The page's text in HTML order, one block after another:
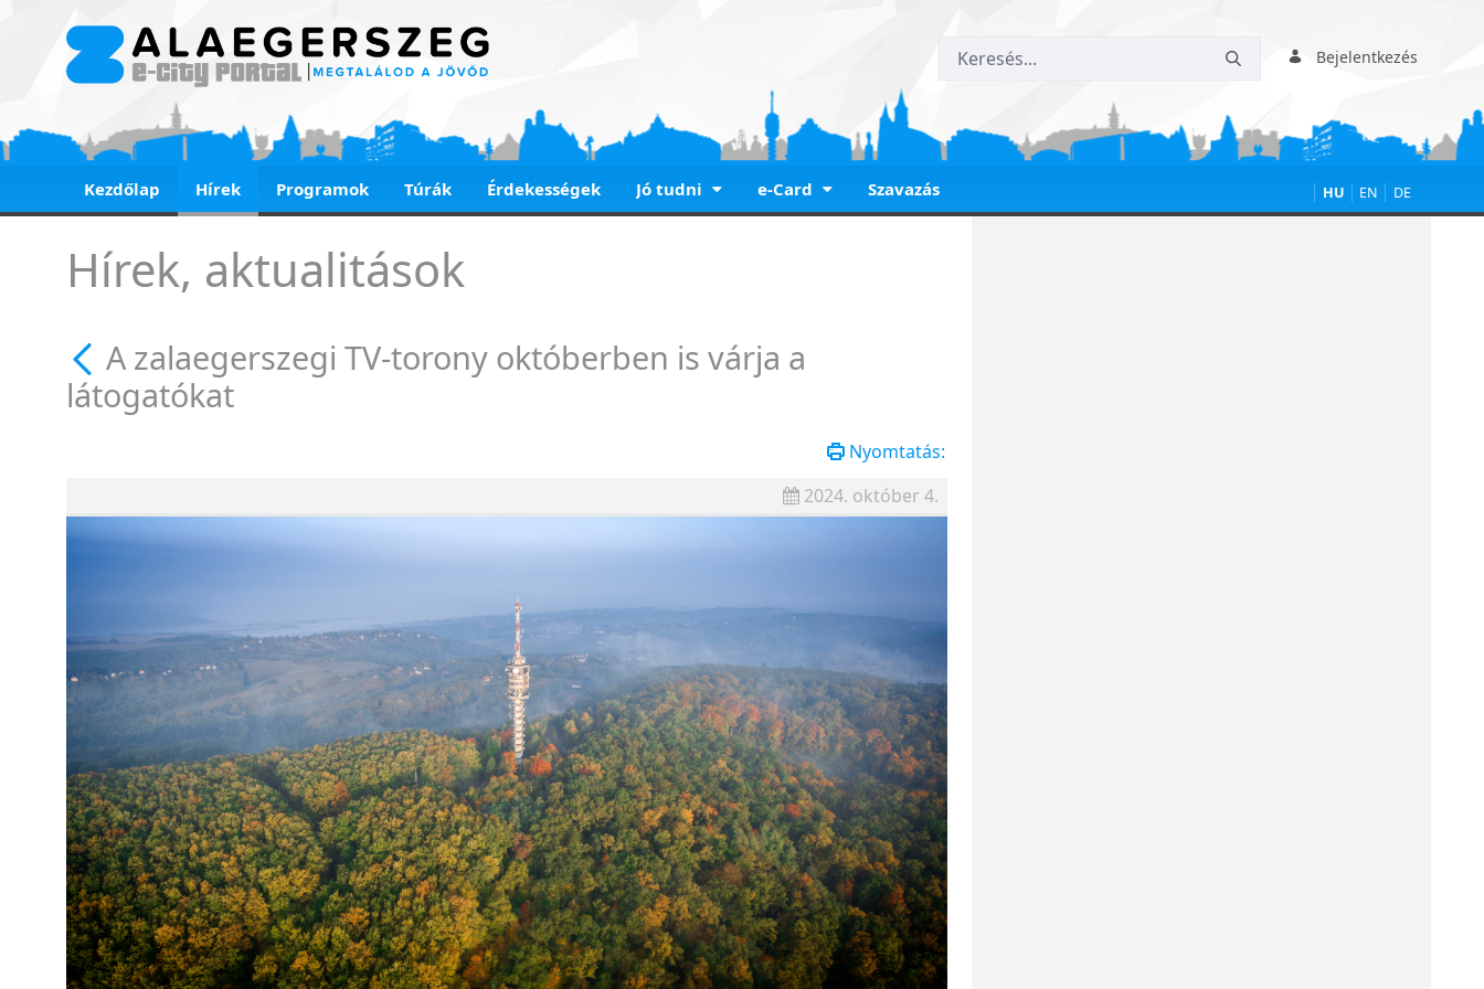
Bejelentkezés
Kezdőlap Hírek Programok Túrák Érdekességek Jó tudni e-Card Szavazás HU EN DE
A zalaegerszegi TV-torony októberben is várja a látogatókat
Hírek, aktualitások
A zalaegerszegi TV-torony októberben is várja a
látogatókat
Nyomtatás:
2024. október 4.